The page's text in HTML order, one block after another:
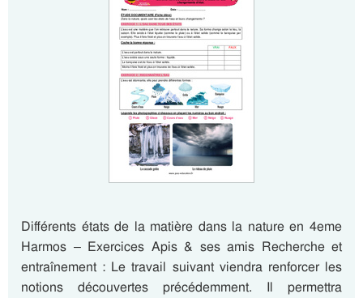
Différents états de la matière dans la nature en 4eme
Harmos – Exercices Apis & ses amis Recherche et
entraînement : Le travail suivant viendra renforcer les
notions découvertes précédemment. Il permettra